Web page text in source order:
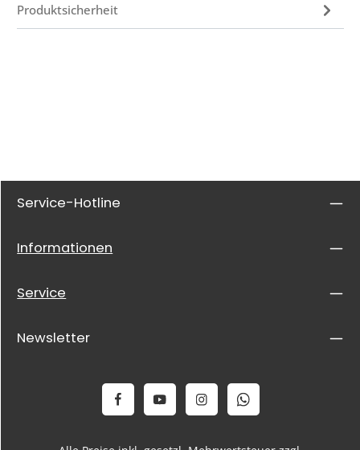
Produktsicherheit
Service-Hotline
Informationen
Service
Newsletter